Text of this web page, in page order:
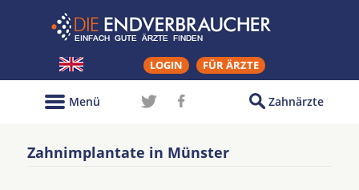
LOGIN FÜR ÄRZTE
Zahnärzte
Menü
Zahnimplantate in Münster